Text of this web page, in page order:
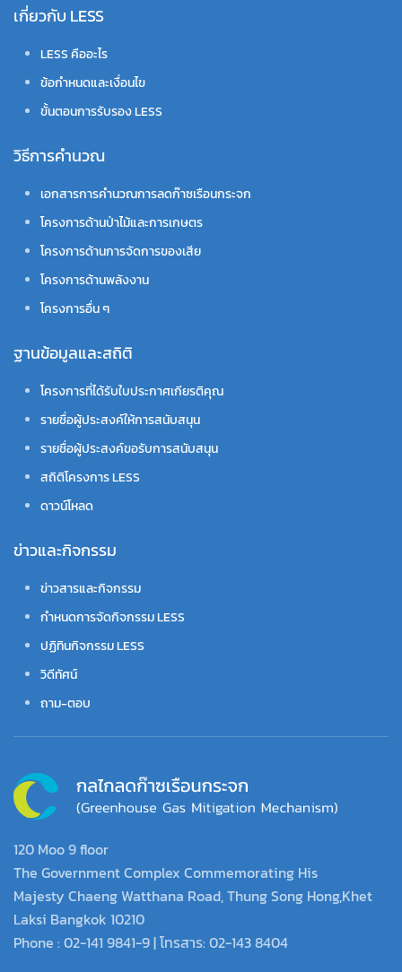
เกี่ยวกับ LESS
LESS คืออะไร
ข้อกำหนดและเงื่อนไข
ขั้นตอนการรับรอง LESS
วิธีการคำนวณ
เอกสารการคำนวณการลดก๊าซเรือนกระจก
โครงการด้านป่าไม้และการเกษตร
โครงการด้านการจัดการของเสีย
โครงการด้านพลังงาน
โครงการอื่น ๆ
ฐานข้อมูลและสถิติ
โครงการที่ได้รับใบประกาศเกียรติคุณ
รายชื่อผู้ประสงค์ให้การสนับสนุน
รายชื่อผู้ประสงค์ขอรับการสนับสนุน
สถิติโครงการ LESS
ดาวน์โหลด
ข่าวและกิจกรรม
ข่าวสารและกิจกรรม
กำหนดการจัดกิจกรรม LESS
ปฏิทินกิจกรรม LESS
วิดีทัศน์
ถาม-ตอบ
120 Moo 9 floor
The Government Complex Commemorating His
Majesty Chaeng Watthana Road, Thung Song Hong,Khet
Laksi Bangkok 10210
Phone : 02-141 9841-9 | โทรสาร: 02-143 8404